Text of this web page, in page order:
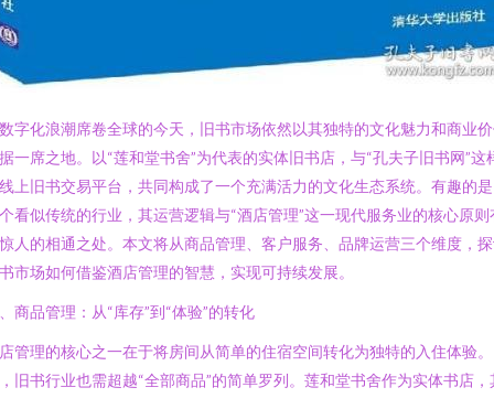
字化浪潮席卷全球的今天，旧书市场依然以其独特的文化魅力和商业
一席之地。以“莲和堂书舍”为代表的实体旧书店，与“孔夫子旧书网”这
上旧书交易平台，共同构成了一个充满活力的文化生态系统。有趣的
看似传统的行业，其运营逻辑与“酒店管理”这一现代服务业的核心原则
人的相通之处。本文将从商品管理、客户服务、品牌运营三个维度，
市场如何借鉴酒店管理的智慧，实现可持续发展。
商品管理：从“库存”到“体验”的转化
管理的核心之一在于将房间从简单的住宿空间转化为独特的入住体验
旧书行业也需超越“全部商品”的简单罗列。莲和堂书舍作为实体书店，